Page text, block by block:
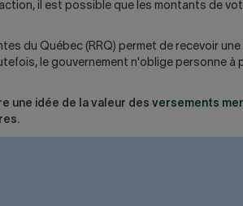
il est possible que les montants de
du Québec (RRQ) permet de recevoir
le gouvernement n'oblige personne à
une idée de la valeur des versements